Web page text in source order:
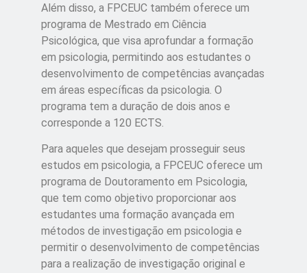
Além disso, a FPCEUC também oferece um
programa de Mestrado em Ciência
Psicológica, que visa aprofundar a formação
em psicologia, permitindo aos estudantes o
desenvolvimento de competências avançadas
em áreas específicas da psicologia. O
programa tem a duração de dois anos e
corresponde a 120 ECTS.
Para aqueles que desejam prosseguir seus
estudos em psicologia, a FPCEUC oferece um
programa de Doutoramento em Psicologia,
que tem como objetivo proporcionar aos
estudantes uma formação avançada em
métodos de investigação em psicologia e
permitir o desenvolvimento de competências
para a realização de investigação original e